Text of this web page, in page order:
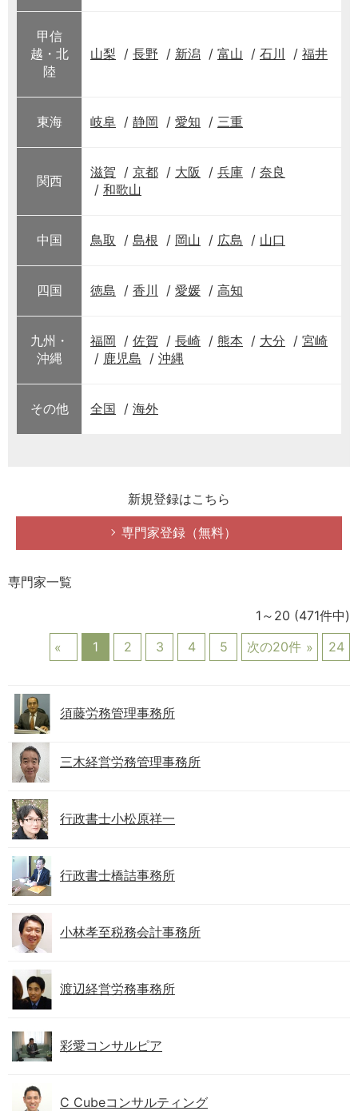
甲信
越・北
陸
山梨 長野 新潟 富山 石川 福井
東海 岐阜 静岡 愛知 三重
関西
滋賀 京都 大阪 兵庫
奈良
和歌山
中国 鳥取 島根 岡山 広島 山口
四国 徳島 香川 愛媛 高知
九州・
沖縄
福岡 佐賀 長崎 熊本 大分
宮崎
鹿児島
沖縄
その他 全国 海外
新規登録はこちら
専門家登録（無料）
専門家一覧
1～20 (471件中)
1
2 3 4 5 次の20件 24
須藤労務管理事務所
三木経営労務管理事務所
行政書士小松原祥一
行政書士橋詰事務所
小林孝至税務会計事務所
渡辺経営労務事務所
彩愛コンサルピア
C Cubeコンサルティング